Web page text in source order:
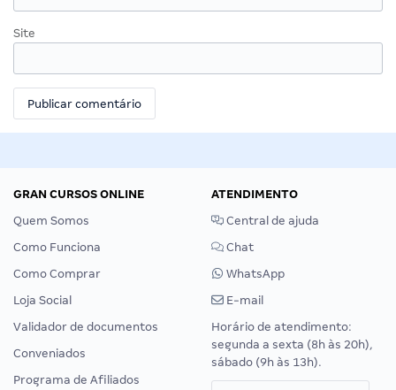
Site
GRAN CURSOS ONLINE
Quem Somos
Como Funciona
Como Comprar
Loja Social
Validador de documentos
Conveniados
Programa de Afiliados
ATENDIMENTO
Central de ajuda
Chat
WhatsApp
E-mail
Horário de atendimento:
segunda a sexta (8h às 20h),
sábado (9h às 13h).